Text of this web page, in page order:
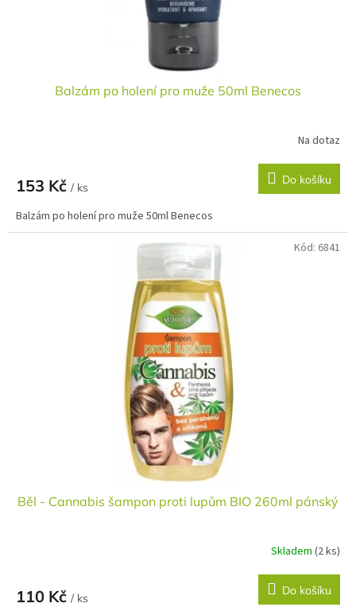
Balzám po holení pro muže 50ml Benecos
Na dotaz
153 Kč / ks
Do košíku
Balzám po holení pro muže 50ml Benecos
Běl - Cannabis šampon proti lupům BIO 260ml pánský
Skladem (2 ks)
110 Kč / ks
Do košíku
Kód: 6841